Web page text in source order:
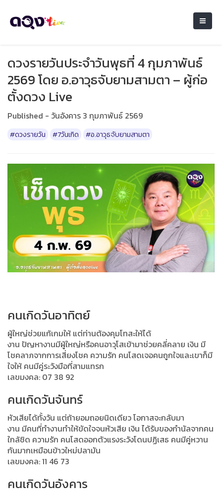
ดวงรายวันประจำวันพุธที่ 4 กุมภาพันธ์
2569 โดย อ.อาวุธจับยามสามตา – ผู้ก่อ
ตั้งดวง Live
Published - วันอังคาร 3 กุมภาพันธ์ 2569
#ดวงรายวัน #7วันเกิด #อ.อาวุธจับยามสามตา
คนเกิดวันอาทิตย์
ผู้ใหญ่ช่วยแก้เกมให้ แต่ท่านต้องคุมโทสะให้ได้
งาน ปัญหางานมีผู้ใหญ่หรือคนอาวุโสเข้ามาช่วยคลี่คลาย เงิน มี
โชคลาภจากการเสี่ยงโชค ความรัก คนโสดเจอคนถูกใจและเขาก็มี
ใจให้ คนมีคู่ระวังมือที่สามแทรก
เลขมงคล: 07 38 92
คนเกิดวันจันทร์
หัวเสียได้ทั้งวัน แต่ถ้ายอมถอยนิดเดียว โอกาสจะกลับมา
งาน มีคนที่ทำงานทำให้ขัดใจจนหัวเสีย เงิน ได้รับของกำนัลจากคน
ใกล้ชิด ความรัก คนโสดออกตัวแรงระวังโดนปฏิเสธ คนมีคู่หวาน
กันมากเหมือนข้าวใหม่ปลามัน
เลขมงคล: 11 46 73
คนเกิดวันอังคาร